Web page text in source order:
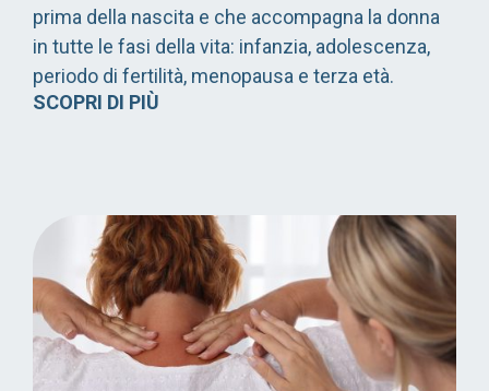
prima della nascita e che accompagna la donna
in tutte le fasi della vita: infanzia, adolescenza,
periodo di fertilità, menopausa e terza età.
SCOPRI DI PIÙ